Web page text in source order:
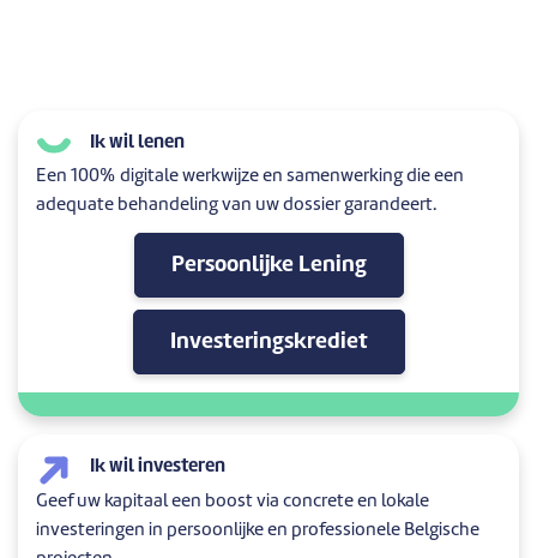
Ik wil lenen
Een 100% digitale werkwijze en samenwerking die een
adequate behandeling van uw dossier garandeert.
Persoonlijke Lening
Investeringskrediet
Ik wil investeren
Geef uw kapitaal een boost via concrete en lokale
investeringen in persoonlijke en professionele Belgische